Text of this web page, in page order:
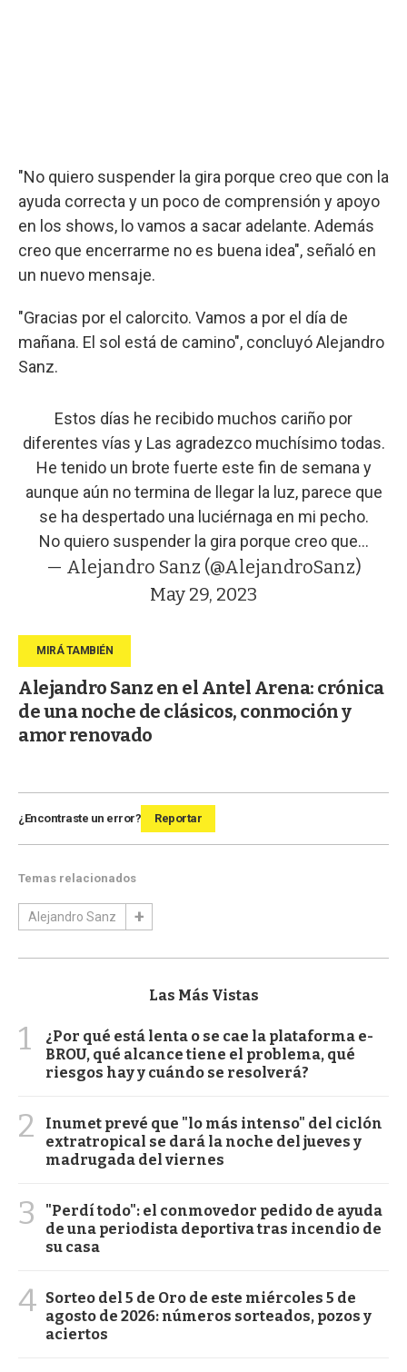
"No quiero suspender la gira porque creo que con la
ayuda correcta y un poco de comprensión y apoyo
en los shows, lo vamos a sacar adelante. Además
creo que encerrarme no es buena idea", señaló en
un nuevo mensaje.
"Gracias por el calorcito. Vamos a por el día de
mañana. El sol está de camino", concluyó Alejandro
Sanz.
Estos días he recibido muchos cariño por
diferentes vías y Las agradezco muchísimo todas.
He tenido un brote fuerte este fin de semana y
aunque aún no termina de llegar la luz, parece que
se ha despertado una luciérnaga en mi pecho.
No quiero suspender la gira porque creo que…
— Alejandro Sanz (@AlejandroSanz)
May 29, 2023
Alejandro Sanz en el Antel Arena: crónica
de una noche de clásicos, conmoción y
amor renovado
¿Encontraste un error? Reportar
Temas relacionados
Alejandro Sanz
Las Más Vistas
1
¿Por qué está lenta o se cae la plataforma e-
BROU, qué alcance tiene el problema, qué
riesgos hay y cuándo se resolverá?
2
Inumet prevé que "lo más intenso" del ciclón
extratropical se dará la noche del jueves y
madrugada del viernes
3
"Perdí todo": el conmovedor pedido de ayuda
de una periodista deportiva tras incendio de
su casa
4 Sorteo del 5 de Oro de este miércoles 5 de
agosto de 2026: números sorteados, pozos y
aciertos